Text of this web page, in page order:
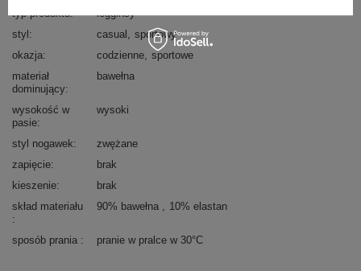
typ produktu
legginsy
styl
casual
sportowy
okazja
codzienne sportowe
materiał
dominujący
bawełna
wysokość w
pasie
wysoki
styl nogawek
zwężane
zapięcie
brak
kieszenie
brak
skład materiału
90% bawełna 10% elastan
sposób prania pranie w pralce w 30°C